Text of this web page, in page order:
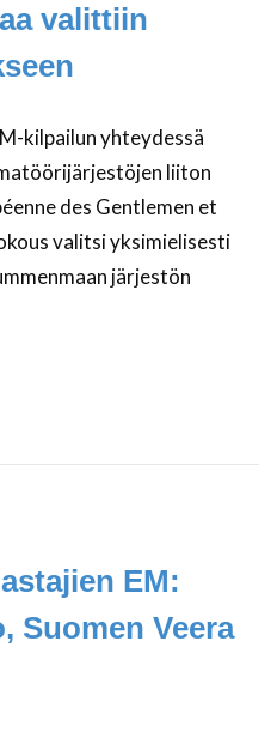
valittiin
kilpailun yhteydessä
liiton
des Gentlemen et
valitsi yksimielisesti
järjestön
EM:
Suomen Veera